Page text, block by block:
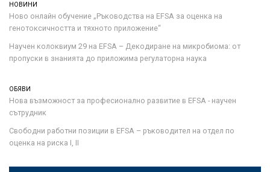
НОВИНИ
Ново онлайн обучение „Ръководства на ЕFSA за оценка на
генотоксичността и тяхното приложение“
Научен колоквиум 29 на EFSA – Декодиране на микробиома: от
пропуски в знанията до приложима регулаторна наука
ОБЯВИ
Нова възможност за професионално развитие в EFSA - научен
сътрудник
Свободни работни позиции в EFSA – ръководител на отдел по
оценка на риска I, II